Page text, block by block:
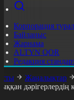
Корпорация
Байланыс
Жарнама
ALTYN QOR
Редакция
Жаңалықтар
дәрігерлердің